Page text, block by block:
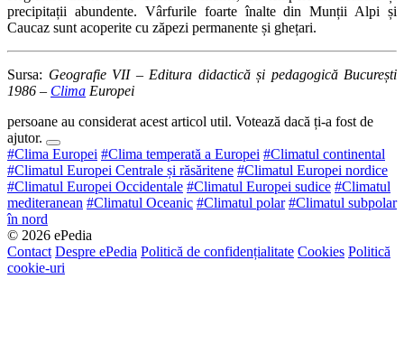
precipitații abundente. Vârfurile foarte înalte din Munții Alpi și
Caucaz sunt acoperite cu zăpezi permanente și ghețari.
Sursa: Geografie VII – Editura didactică și pedagogică București
1986 – Clima Europei
persoane au considerat acest articol util. Votează dacă ți-a fost de
ajutor.
#Clima Europei #Clima temperată a Europei #Climatul continental
#Climatul Europei Centrale și răsăritene #Climatul Europei nordice
#Climatul Europei Occidentale #Climatul Europei sudice #Climatul
mediteranean #Climatul Oceanic #Climatul polar #Climatul subpolar
în nord
© 2026 ePedia
Contact Despre ePedia Politică de confidențialitate Cookies Politică
cookie-uri